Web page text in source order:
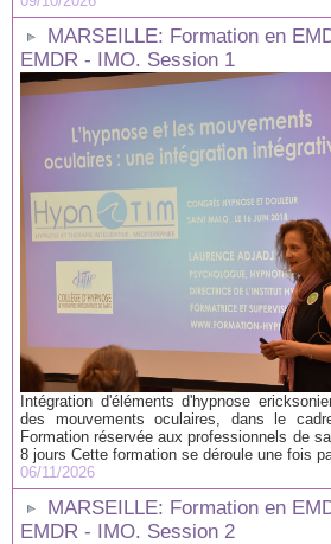
MARSEILLE: Formation en
EMDR - IMO. Session 1
Intégration d'éléments d'hypnose
des mouvements oculaires, dans le
Formation réservée aux professionnels de
8 jours Cette formation se déroule une fois
06/11/2026
MARSEILLE: Formation en
EMDR - IMO. Session 2